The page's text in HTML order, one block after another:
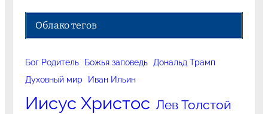
Облако тегов
Бог Родитель Божья заповедь
Дональд Трамп
Духовный мир
Иван Ильин
Иисус Христос Лев Толстой